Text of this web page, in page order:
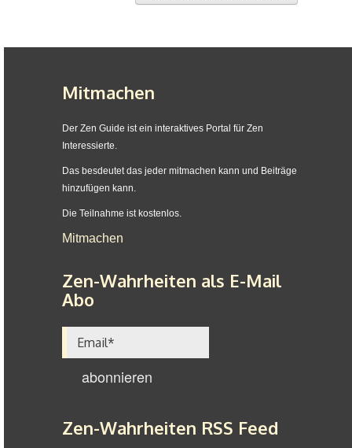
Mitmachen
Der Zen Guide ist ein interaktives Portal für Zen
Interessierte.
Das besdeutet das jeder mitmachen kann und Beiträge
hinzufügen kann.
Die Teilnahme ist kostenlos.
Mitmachen
Zen-Wahrheiten als E-Mail
Abo
Zen-Wahrheiten RSS Feed